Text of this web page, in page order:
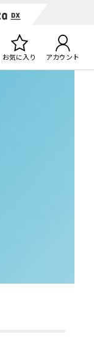
お気に入り アカウント